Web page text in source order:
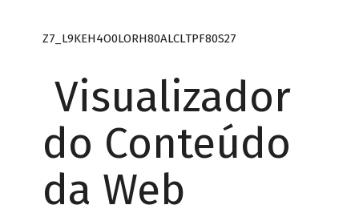
Z7_L9KEH4O0LORH80ALCLTPF80S27
Visualizador
do Conteúdo
da Web